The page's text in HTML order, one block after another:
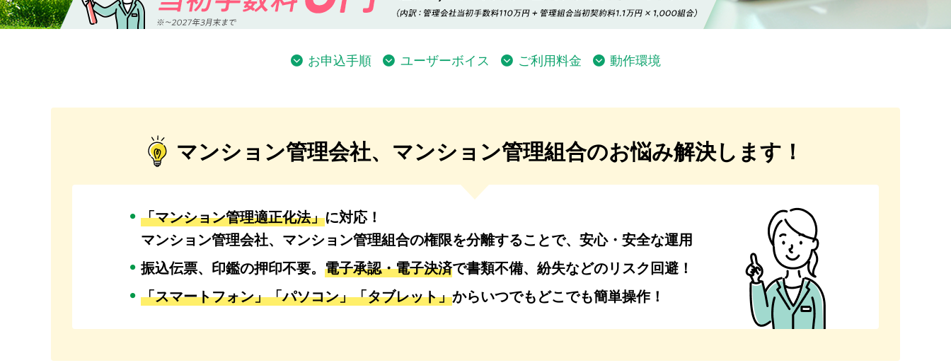
お申込手順 ユーザーボイス ご利用料金 動作環境
マンション管理会社、マンション管理組合のお悩み解決します！
「マンション管理適正化法」に対応！
マンション管理会社、マンション管理組合の権限を分離することで、安心・安全な運用
振込伝票、印鑑の押印不要。 電子承認・電子決済で書類不備、紛失などのリスク回避！
「スマートフォン」「パソコン」「タブレット」からいつでもどこでも簡単操作！